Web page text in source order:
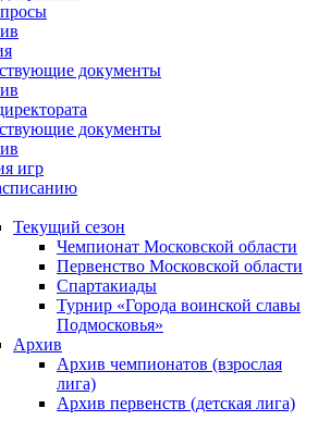
документы
документы
игр
Текущий сезон
Чемпионат Московской области
Первенство Московской области
Спартакиады
Турнир «Города воинской славы
Подмосковья»
Архив
Архив чемпионатов (взрослая
лига)
Архив первенств (детская лига)